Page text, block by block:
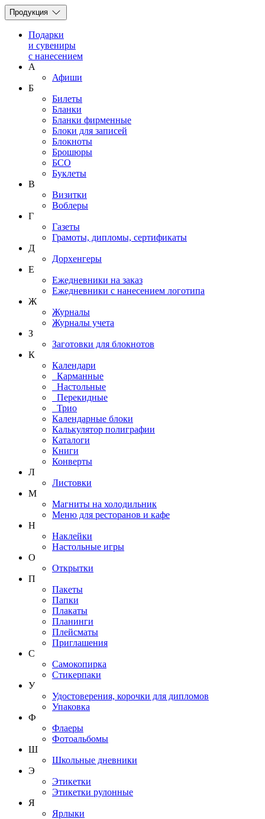
Продукция
Подарки
и сувениры
с нанесением
А
Афиши
Б
Билеты
Бланки
Бланки фирменные
Блоки для записей
Блокноты
Брошюры
БСО
Буклеты
В
Визитки
Воблеры
Г
Газеты
Грамоты, дипломы, сертификаты
Д
Дорхенгеры
Е
Ежедневники на заказ
Ежедневники с нанесением логотипа
Ж
Журналы
Журналы учета
З
Заготовки для блокнотов
К
Календари
Карманные
Настольные
Перекидные
Трио
Календарные блоки
Калькулятор полиграфии
Каталоги
Книги
Конверты
Л
Листовки
М
Магниты на холодильник
Меню для ресторанов и кафе
Н
Наклейки
Настольные игры
О
Открытки
П
Пакеты
Папки
Плакаты
Планинги
Плейсматы
Приглашения
С
Самокопирка
Стикерпаки
У
Удостоверения, корочки для дипломов
Упаковка
Ф
Флаеры
Фотоальбомы
Ш
Школьные дневники
Э
Этикетки
Этикетки рулонные
Я
Ярлыки